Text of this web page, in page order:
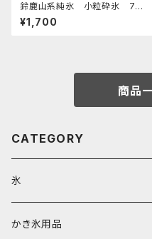
鈴鹿山系純氷 小粒砕氷 7k
g
¥1,700
商品
CATEGORY
氷
富士天然水の氷
かき氷用品